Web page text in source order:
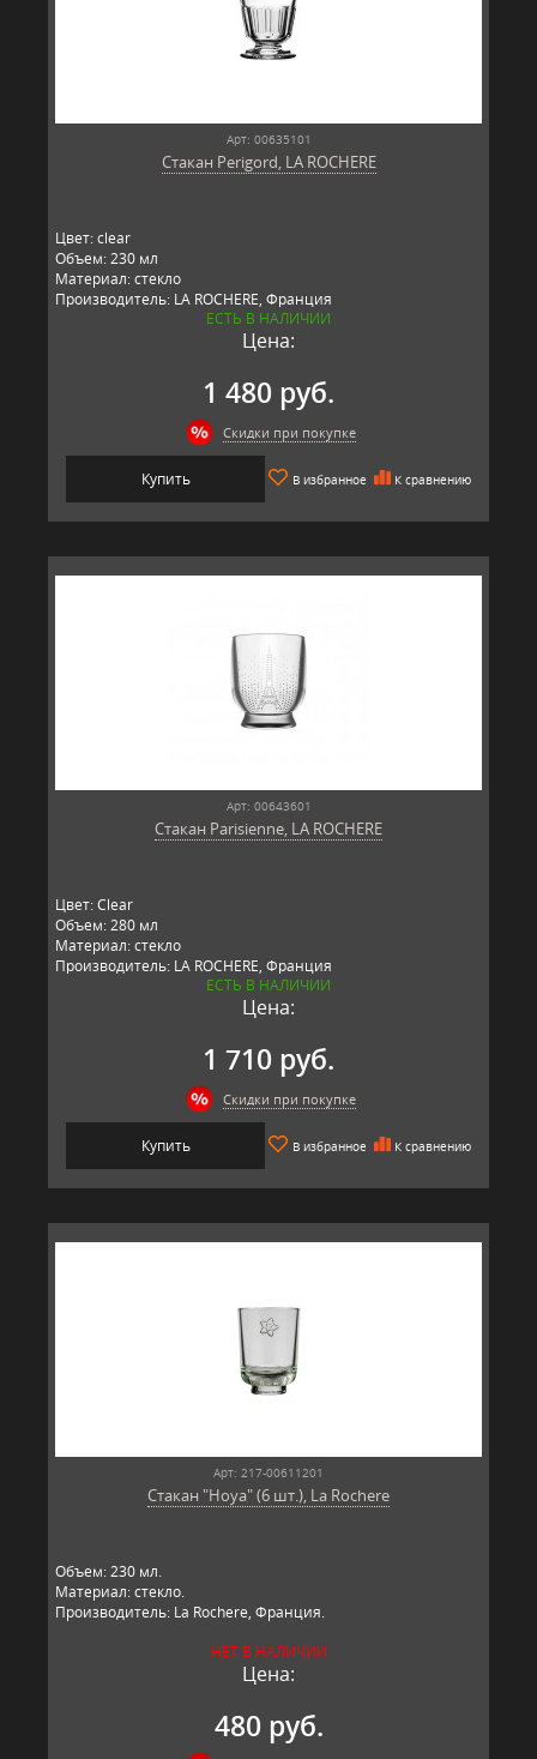
Арт: 00635101
Стакан Perigord, LA ROCHERE
Цвет: clear
Объем: 230 мл
Материал: стекло
Производитель: LA ROCHERE, Франция
ЕСТЬ В НАЛИЧИИ
Цена:
1 480 руб.
Скидки при покупке
Купить В избранное К сравнению
Арт: 00643601
Стакан Parisienne, LA ROCHERE
Цвет: Clear
Объем: 280 мл
Материал: стекло
Производитель: LA ROCHERE, Франция
ЕСТЬ В НАЛИЧИИ
Цена:
1 710 руб.
Скидки при покупке
Купить В избранное К сравнению
Арт: 217-00611201
Стакан "Hoya" (6 шт.), La Rochere
Объем: 230 мл.
Материал: стекло.
Производитель: La Rochere, Франция.
НЕТ В НАЛИЧИИ
Цена:
480 руб.